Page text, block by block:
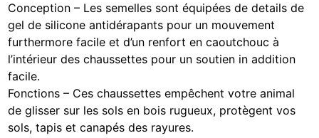
Conception – Les semelles sont équipées de details de
gel de silicone antidérapants pour un mouvement
furthermore facile et d’un renfort en caoutchouc à
l’intérieur des chaussettes pour un soutien in addition
facile.
Fonctions – Ces chaussettes empêchent votre animal
de glisser sur les sols en bois rugueux, protègent vos
sols, tapis et canapés des rayures.